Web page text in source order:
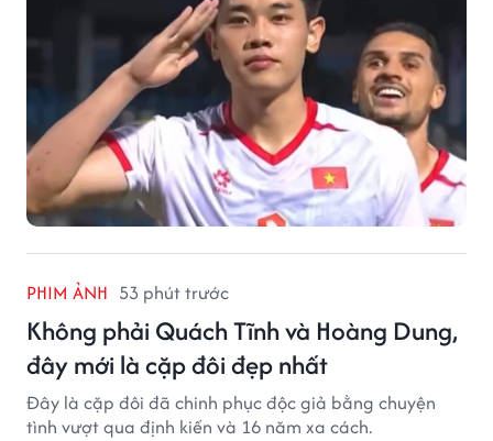
PHIM ẢNH 53 phút trước
Không phải Quách Tĩnh và Hoàng Dung,
đây mới là cặp đôi đẹp nhất
Đây là cặp đôi đã chinh phục độc giả bằng chuyện
tình vượt qua định kiến và 16 năm xa cách.